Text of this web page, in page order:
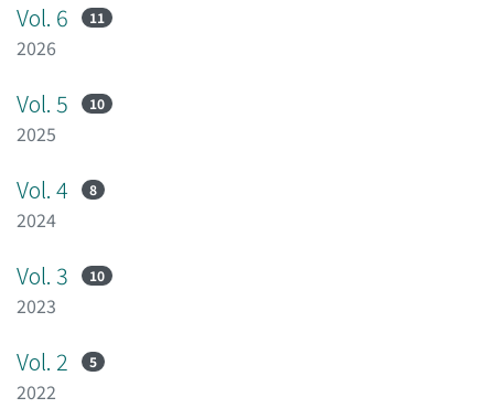
Vol. 6 11
2026
Vol. 5 10
2025
Vol. 4 8
2024
Vol. 3 10
2023
Vol. 2 5
2022